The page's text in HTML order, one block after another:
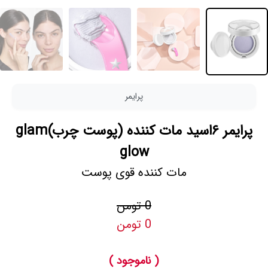
پرایمر
پرایمر ۶اسید مات کننده (پوست چرب)glam
glow
مات کننده قوی پوست
0 تومن
0 تومن
( ناموجود )